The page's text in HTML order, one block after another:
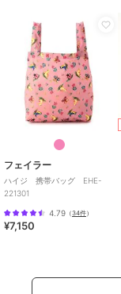
フェイラー
ハイジ 携帯バッグ EHE-
221301
4.79 （34件）
¥7,150